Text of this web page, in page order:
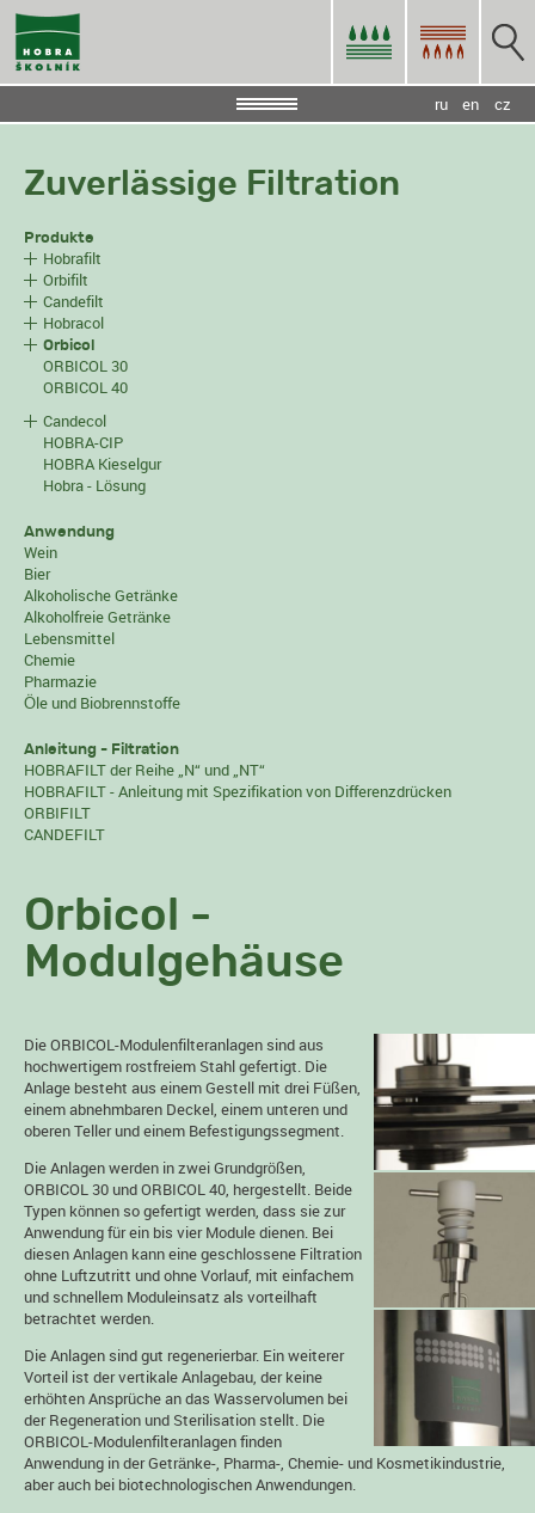
cz
en
ru
Zuverlässige Filtration
Produkte
Hobrafilt
Orbifilt
Candefilt
Hobracol
Orbicol
ORBICOL 30
ORBICOL 40
Candecol
HOBRA-CIP
HOBRA Kieselgur
Hobra - Lösung
Anwendung
Wein
Bier
Alkoholische Getränke
Alkoholfreie Getränke
Lebensmittel
Chemie
Pharmazie
Öle und Biobrennstoffe
Anleitung - Filtration
HOBRAFILT der Reihe „N“ und „NT“
HOBRAFILT - Anleitung mit Spezifikation von Differenzdrücken
ORBIFILT
CANDEFILT
Orbicol -
Modulgehäuse
Die ORBICOL-Modulenfilteranlagen sind aus
hochwertigem rostfreiem Stahl gefertigt. Die
Anlage besteht aus einem Gestell mit drei Füßen,
einem abnehmbaren Deckel, einem unteren und
oberen Teller und einem Befestigungssegment.
Die Anlagen werden in zwei Grundgrößen,
ORBICOL 30 und ORBICOL 40, hergestellt. Beide
Typen können so gefertigt werden, dass sie zur
Anwendung für ein bis vier Module dienen. Bei
diesen Anlagen kann eine geschlossene Filtration
ohne Luftzutritt und ohne Vorlauf, mit einfachem
und schnellem Moduleinsatz als vorteilhaft
betrachtet werden.
Die Anlagen sind gut regenerierbar. Ein weiterer
Vorteil ist der vertikale Anlagebau, der keine
erhöhten Ansprüche an das Wasservolumen bei
der Regeneration und Sterilisation stellt. Die
ORBICOL-Modulenfilteranlagen finden
Anwendung in der Getränke-, Pharma-, Chemie- und Kosmetikindustrie,
aber auch bei biotechnologischen Anwendungen.